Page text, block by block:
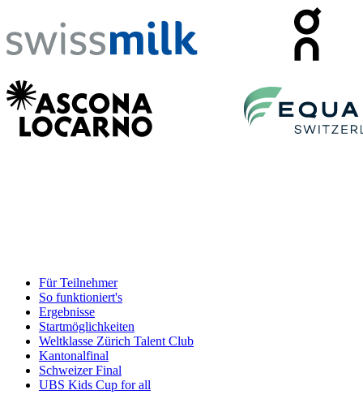
Für Teilnehmer
So funktioniert's
Ergebnisse
Startmöglichkeiten
Weltklasse Zürich Talent Club
Kantonalfinal
Schweizer Final
UBS Kids Cup for all